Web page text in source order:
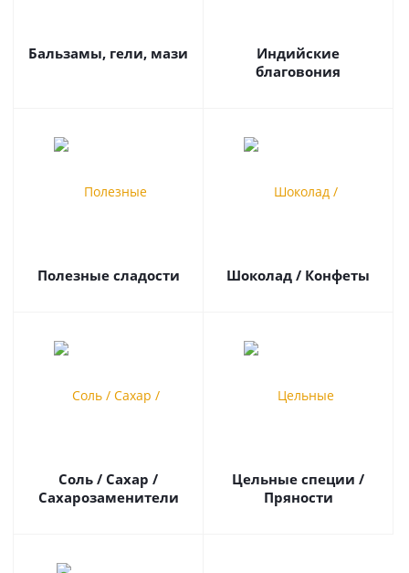
Бальзамы, гели, мази
Индийские
благовония
Полезные сладости Шоколад / Конфеты
Соль / Сахар /
Сахарозаменители
Цельные специи /
Пряности